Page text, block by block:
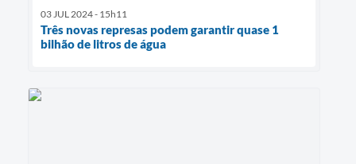
03 JUL 2024 - 15h11
Três novas represas podem garantir quase 1
bilhão de litros de água